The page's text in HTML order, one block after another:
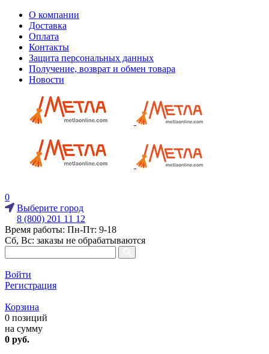
О компании
Доставка
Оплата
Контакты
Защита персональных данных
Получение, возврат и обмен товара
Новости
0
Выберите город
8 (800) 201 11 12
Время работы: Пн-Пт: 9-18
Сб, Вс: заказы не обрабатываются
Войти
Регистрация
Корзина
0 позиций
на сумму
0 руб.